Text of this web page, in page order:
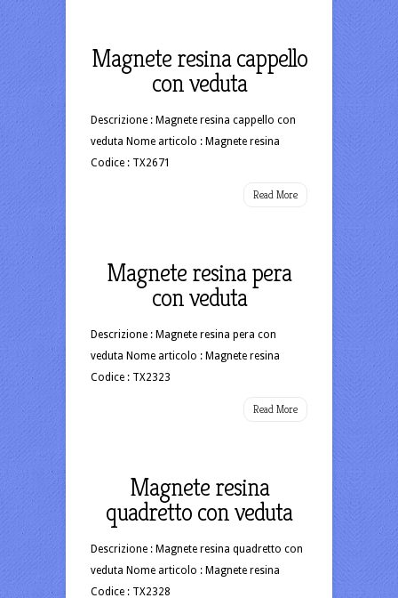
Magnete resina cappello
con veduta
Descrizione : Magnete resina cappello con
veduta Nome articolo : Magnete resina
Codice : TX2671
Read More
Magnete resina pera
con veduta
Descrizione : Magnete resina pera con
veduta Nome articolo : Magnete resina
Codice : TX2323
Read More
Magnete resina
quadretto con veduta
Descrizione : Magnete resina quadretto con
veduta Nome articolo : Magnete resina
Codice : TX2328